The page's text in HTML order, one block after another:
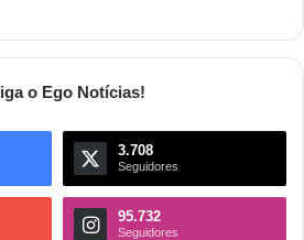
o Ego Notícias!
3.708
Seguidores
95.732
Seguidores